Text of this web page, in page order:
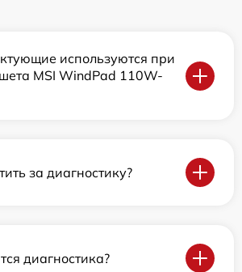
используются при
MSI WindPad 110W-
за диагностику?
диагностика?